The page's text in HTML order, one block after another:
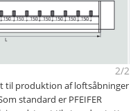
2/2
til produktion af loftsåbninger
standard er PFEIFER